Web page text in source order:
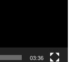
03:36